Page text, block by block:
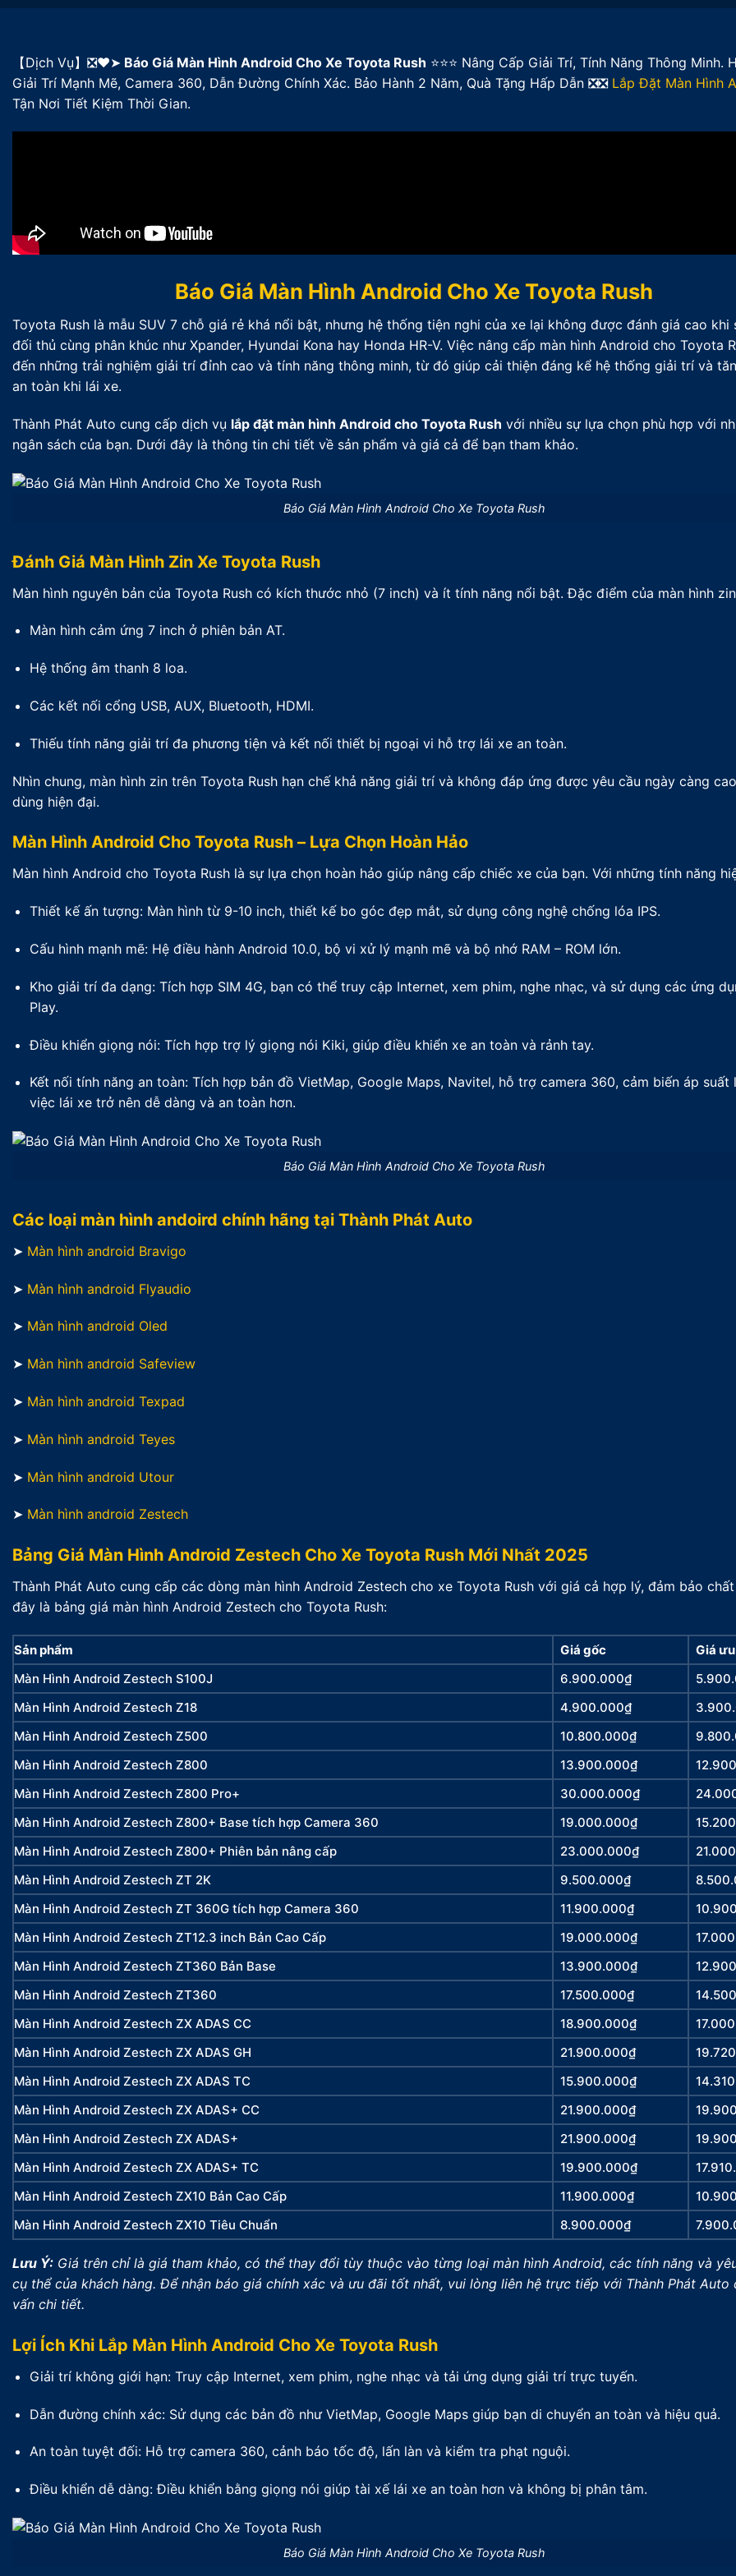
【Dịch Vụ】❎❤️➤ Báo Giá Màn Hình Android Cho Xe Toyota Rush ⭐⭐⭐ Nâng Cấp Giải Trí, Tính Năng Thông Minh.
Giải Trí Mạnh Mẽ, Camera 360, Dẫn Đường Chính Xác. Bảo Hành 2 Năm, Quà Tặng Hấp Dẫn ❎❎ Lắp Đặt Màn Hình
Tận Nơi Tiết Kiệm Thời Gian.
Báo Giá Màn Hình Android Cho Xe Toyota Rush
Toyota Rush là mẫu SUV 7 chỗ giá rẻ khá nổi bật, nhưng hệ thống tiện nghi của xe lại không được đánh giá cao khi
đối thủ cùng phân khúc như Xpander, Hyundai Kona hay Honda HR-V. Việc nâng cấp màn hình Android cho Toyota
đến những trải nghiệm giải trí đỉnh cao và tính năng thông minh, từ đó giúp cải thiện đáng kể hệ thống giải trí và
an toàn khi lái xe.
Thành Phát Auto cung cấp dịch vụ lắp đặt màn hình Android cho Toyota Rush với nhiều sự lựa chọn phù hợp với
ngân sách của bạn. Dưới đây là thông tin chi tiết về sản phẩm và giá cả để bạn tham khảo.
Báo Giá Màn Hình Android Cho Xe Toyota Rush
Đánh Giá Màn Hình Zin Xe Toyota Rush
Màn hình nguyên bản của Toyota Rush có kích thước nhỏ (7 inch) và ít tính năng nổi bật. Đặc điểm của màn hình
Màn hình cảm ứng 7 inch ở phiên bản AT.
Hệ thống âm thanh 8 loa.
Các kết nối cổng USB, AUX, Bluetooth, HDMI.
Thiếu tính năng giải trí đa phương tiện và kết nối thiết bị ngoại vi hỗ trợ lái xe an toàn.
Nhìn chung, màn hình zin trên Toyota Rush hạn chế khả năng giải trí và không đáp ứng được yêu cầu ngày càng
dùng hiện đại.
Màn Hình Android Cho Toyota Rush – Lựa Chọn Hoàn Hảo
Màn hình Android cho Toyota Rush là sự lựa chọn hoàn hảo giúp nâng cấp chiếc xe của bạn. Với những tính năng
Thiết kế ấn tượng: Màn hình từ 9-10 inch, thiết kế bo góc đẹp mắt, sử dụng công nghệ chống lóa IPS.
Cấu hình mạnh mẽ: Hệ điều hành Android 10.0, bộ vi xử lý mạnh mẽ và bộ nhớ RAM – ROM lớn.
Kho giải trí đa dạng: Tích hợp SIM 4G, bạn có thể truy cập Internet, xem phim, nghe nhạc, và sử dụng các ứng
Play.
Điều khiển giọng nói: Tích hợp trợ lý giọng nói Kiki, giúp điều khiển xe an toàn và rảnh tay.
Kết nối tính năng an toàn: Tích hợp bản đồ VietMap, Google Maps, Navitel, hỗ trợ camera 360, cảm biến áp suất
việc lái xe trở nên dễ dàng và an toàn hơn.
Báo Giá Màn Hình Android Cho Xe Toyota Rush
Các loại màn hình andoird chính hãng tại Thành Phát Auto
➤ Màn hình android Bravigo
➤ Màn hình android Flyaudio
➤ Màn hình android Oled
➤ Màn hình android Safeview
➤ Màn hình android Texpad
➤ Màn hình android Teyes
➤ Màn hình android Utour
➤ Màn hình android Zestech
Bảng Giá Màn Hình Android Zestech Cho Xe Toyota Rush Mới Nhất 2025
Thành Phát Auto cung cấp các dòng màn hình Android Zestech cho xe Toyota Rush với giá cả hợp lý, đảm bảo
đây là bảng giá màn hình Android Zestech cho Toyota Rush:
Sản phẩm Giá gốc
Giá
Màn Hình Android Zestech S100J
6.900.000₫
Màn Hình Android Zestech Z18
4.900.000₫
Màn Hình Android Zestech Z500
10.800.000₫
Màn Hình Android Zestech Z800
13.900.000₫
Màn Hình Android Zestech Z800 Pro+
30.000.000₫
Màn Hình Android Zestech Z800+ Base tích hợp Camera 360
19.000.000₫
Màn Hình Android Zestech Z800+ Phiên bản nâng cấp
23.000.000₫
Màn Hình Android Zestech ZT 2K
9.500.000₫
Màn Hình Android Zestech ZT 360G tích hợp Camera 360
11.900.000₫
Màn Hình Android Zestech ZT12.3 inch Bản Cao Cấp
19.000.000₫
Màn Hình Android Zestech ZT360 Bản Base
13.900.000₫
Màn Hình Android Zestech ZT360
17.500.000₫
Màn Hình Android Zestech ZX ADAS CC
18.900.000₫
Màn Hình Android Zestech ZX ADAS GH
21.900.000₫
Màn Hình Android Zestech ZX ADAS TC
15.900.000₫
Màn Hình Android Zestech ZX ADAS+ CC
21.900.000₫
Màn Hình Android Zestech ZX ADAS+
21.900.000₫
Màn Hình Android Zestech ZX ADAS+ TC
19.900.000₫
Màn Hình Android Zestech ZX10 Bản Cao Cấp
11.900.000₫
Màn Hình Android Zestech ZX10 Tiêu Chuẩn
8.900.000₫
Lưu Ý: Giá trên chỉ là giá tham khảo, có thể thay đổi tùy thuộc vào từng loại màn hình Android, các tính năng và
cụ thể của khách hàng. Để nhận báo giá chính xác và ưu đãi tốt nhất, vui lòng liên hệ trực tiếp với Thành Phát
vấn chi tiết.
Lợi Ích Khi Lắp Màn Hình Android Cho Xe Toyota Rush
Giải trí không giới hạn: Truy cập Internet, xem phim, nghe nhạc và tải ứng dụng giải trí trực tuyến.
Dẫn đường chính xác: Sử dụng các bản đồ như VietMap, Google Maps giúp bạn di chuyển an toàn và hiệu quả.
An toàn tuyệt đối: Hỗ trợ camera 360, cảnh báo tốc độ, lấn làn và kiểm tra phạt nguội.
Điều khiển dễ dàng: Điều khiển bằng giọng nói giúp tài xế lái xe an toàn hơn và không bị phân tâm.
Báo Giá Màn Hình Android Cho Xe Toyota Rush